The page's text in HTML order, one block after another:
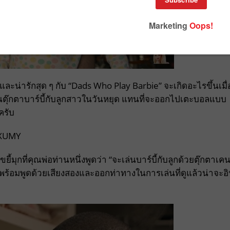
ารักสุด ๆ กับ “Dads Who Play Barbie” จะเกิดอะไรขึ้นเมื่
กตาบาร์บี้กับลูกสาวในวันหยุด แทนที่จะออกไปเตะบอลแบบ
รับ
ยี้มุกที่คุณพ่อท่านหนึ่งพูดว่า “จะเล่นบาร์บี้กับลูกด้วยตุ๊กตาเคน
อมพูดด้วยเสียงสองและออกท่าทางในการเล่นที่ดูแล้วน่าจะ